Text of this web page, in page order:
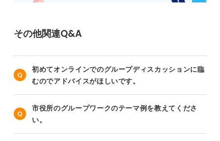
その他関連Q&A
初めてオンラインでのグループディスカッションに臨
むのでアドバイスがほしいです。
市役所のグループワークのテーマ例を教えてくださ
い。